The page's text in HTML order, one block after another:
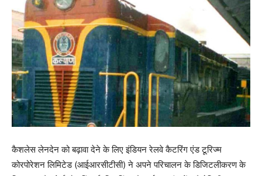
कैशलेस लेनदेन को बढ़ावा देने के लिए इंडियन रेलवे कैटरिंग एंड टूरिज्म
कोरपोरेशन लिमिटेड (आईआरसीटीसी) ने अपने परिचालन के डिजिटलीकरण के